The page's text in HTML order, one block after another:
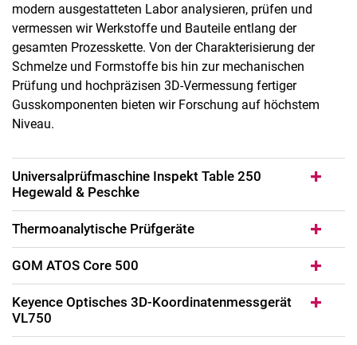
modern ausgestatteten Labor analysieren, prüfen und
vermessen wir Werkstoffe und Bauteile entlang der
gesamten Prozesskette. Von der Charakterisierung der
Schmelze und Formstoffe bis hin zur mechanischen
Prüfung und hochpräzisen 3D-Vermessung fertiger
Gusskomponenten bieten wir Forschung auf höchstem
Niveau.
Universalprüfmaschine Inspekt Table 250
Hegewald & Peschke
Ther­mo­a­na­ly­ti­sche Prüf­ge­rä­te
GOM ATOS Core 500
Keyence Optisches 3D-Koordinatenmessgerät
VL750